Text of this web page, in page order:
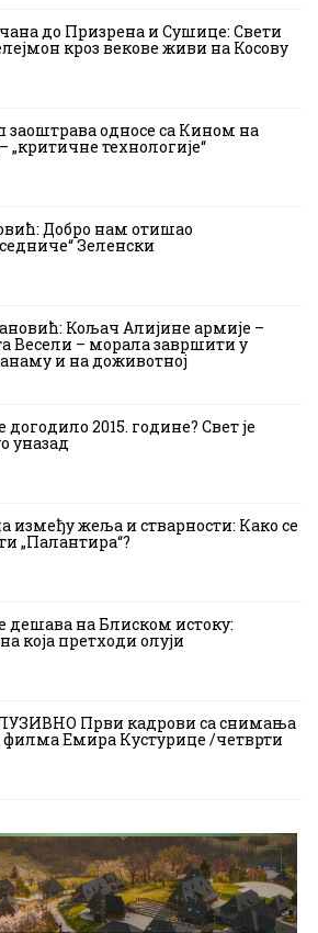
до Призрена и Сушице: Свети
кроз векове живи на Косову
заоштрава односе са Кином на
„критичне технологије“
Добро нам отишао
Зеленски
Кољач Алијине армије –
Весели – морала завршити у
и на доживотној
догодило 2015. године? Свет је
уназад
између жеља и стварности: Како се
„Палантира“?
дешава на Блиском истоку:
која претходи олуји
Први кадрови са снимања
филма Емира Кустурице /четврти